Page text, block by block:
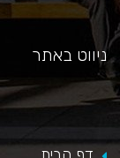
ניווט באתר